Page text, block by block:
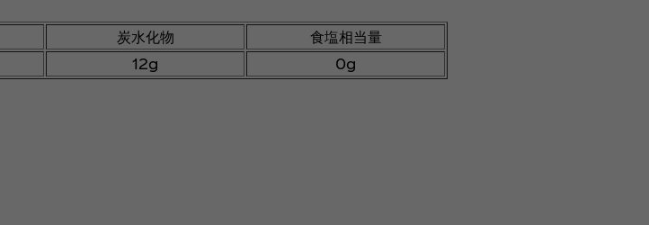
炭水化物
食塩相当量
12g
0g